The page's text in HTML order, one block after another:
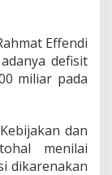
Effendi
defisit
miliar pada
dan
menilai
dikarenakan